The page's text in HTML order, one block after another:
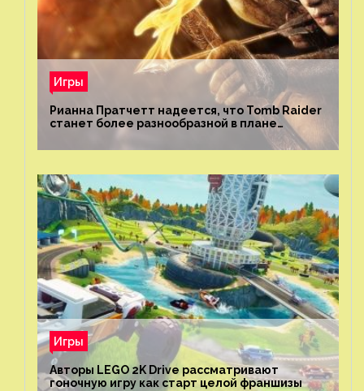
Игры
Рианна Пратчетт надеется, что Tomb Raider
станет более разнообразной в плане
репрезентации
Игры
Авторы LEGO 2K Drive рассматривают
гоночную игру как старт целой франшизы